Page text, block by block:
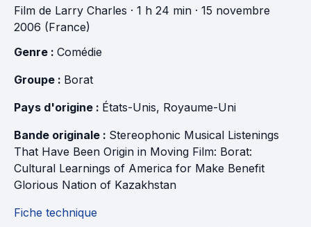
Film de Larry Charles · 1 h 24 min · 15 novembre
2006 (France)
Genre : Comédie
Groupe : Borat
Pays d'origine : États-Unis, Royaume-Uni
Bande originale : Stereophonic Musical Listenings
That Have Been Origin in Moving Film: Borat:
Cultural Learnings of America for Make Benefit
Glorious Nation of Kazakhstan
Fiche technique